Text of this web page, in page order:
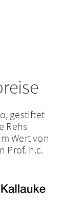
gestiftet
Rehs
Wert von
Prof. h.c.